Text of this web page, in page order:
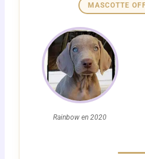
MASCOTTE
Rainbow en 2020